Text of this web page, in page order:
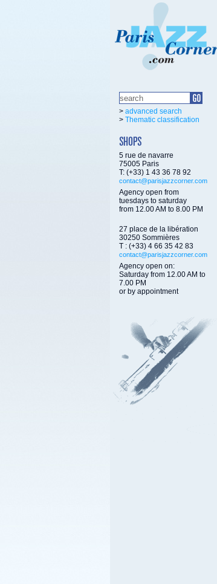
> advanced search
> Thematic classification
5 rue de navarre
75005 Paris
T: (+33) 1 43 36 78 92
contact@parisjazzcorner.com
Agency open from
tuesdays to saturday
from 12.00 AM to 8.00 PM
27 place de la libération
30250 Sommières
T : (+33) 4 66 35 42 83
contact@parisjazzcorner.com
Agency open on:
Saturday from 12.00 AM to
7.00 PM
or by appointment